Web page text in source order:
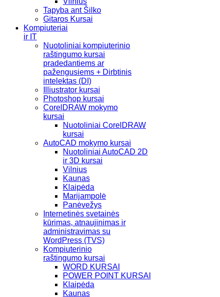
Tapyba ant Šilko
Gitaros Kursai
Kompiuteriai
ir IT
Nuotoliniai kompiuterinio
raštingumo kursai
pradedantiems ar
pažengusiems + Dirbtinis
intelektas (DI)
Illiustrator kursai
Photoshop kursai
CorelDRAW mokymo
kursai
Nuotoliniai CorelDRAW
kursai
AutoCAD mokymo kursai
Nuotoliniai AutoCAD 2D
ir 3D kursai
Vilnius
Kaunas
Klaipėda
Marijampolė
Panėvežys
Internetinės svetainės
kūrimas, atnaujinimas ir
administravimas su
WordPress (TVS)
Kompiuterinio
raštingumo kursai
WORD KURSAI
POWER POINT KURSAI
Klaipėda
Kaunas